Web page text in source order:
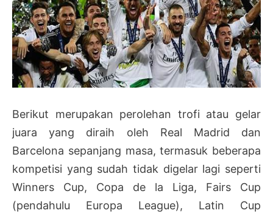
Berikut merupakan perolehan trofi atau gelar
juara yang diraih oleh Real Madrid dan
Barcelona sepanjang masa, termasuk beberapa
kompetisi yang sudah tidak digelar lagi seperti
Winners Cup, Copa de la Liga, Fairs Cup
(pendahulu Europa League), Latin Cup